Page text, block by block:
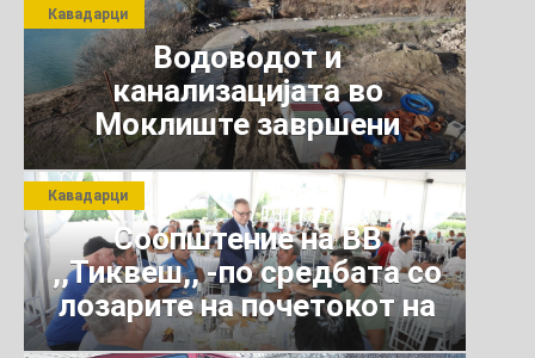
Водоводот и
канализацијата во
Моклиште завршени
Кавадарци
Соопштение на ВВ
,,Тиквеш,, -по средбата со
лозарите на почетокот на
јули 2026 г.
Кавадарци